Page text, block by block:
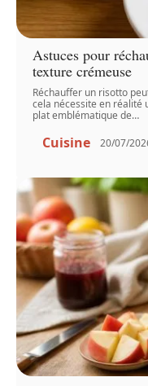
Astuces pour
texture crémeuse
Réchauffer un risotto
cela nécessite en réalité
plat emblématique de…
Cuisine 20/07/